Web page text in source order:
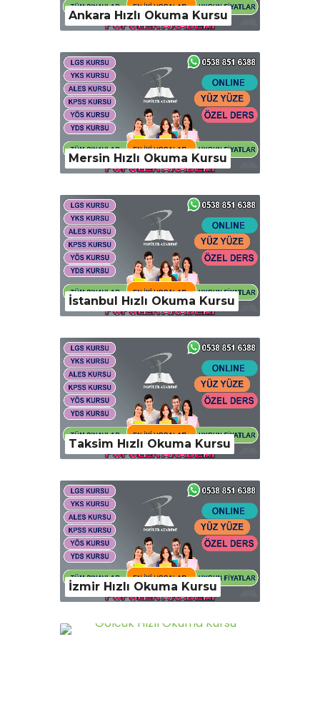
Ankara Hızlı Okuma Kursu
Mersin Hızlı Okuma Kursu
İstanbul Hızlı Okuma Kursu
Taksim Hızlı Okuma Kursu
İzmir Hızlı Okuma Kursu